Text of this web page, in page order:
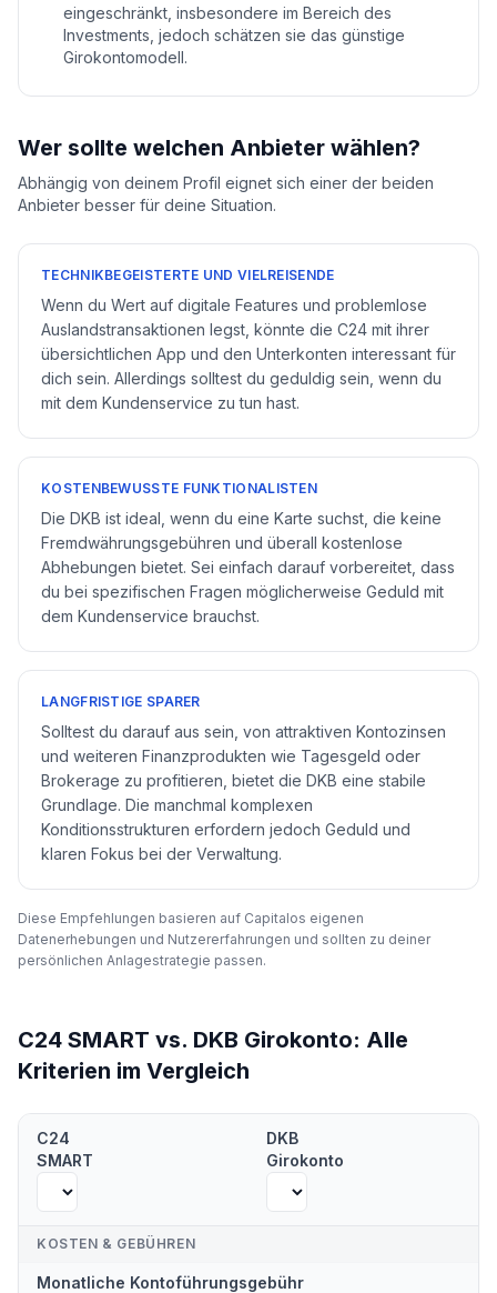
eingeschränkt, insbesondere im Bereich des
Investments, jedoch schätzen sie das günstige
Girokontomodell.
Wer sollte welchen Anbieter wählen?
Abhängig von deinem Profil eignet sich einer der beiden
Anbieter besser für deine Situation.
TECHNIKBEGEISTERTE UND VIELREISENDE
Wenn du Wert auf digitale Features und problemlose
Auslandstransaktionen legst, könnte die C24 mit ihrer
übersichtlichen App und den Unterkonten interessant für
dich sein. Allerdings solltest du geduldig sein, wenn du
mit dem Kundenservice zu tun hast.
KOSTENBEWUSSTE FUNKTIONALISTEN
Die DKB ist ideal, wenn du eine Karte suchst, die keine
Fremdwährungsgebühren und überall kostenlose
Abhebungen bietet. Sei einfach darauf vorbereitet, dass
du bei spezifischen Fragen möglicherweise Geduld mit
dem Kundenservice brauchst.
LANGFRISTIGE SPARER
Solltest du darauf aus sein, von attraktiven Kontozinsen
und weiteren Finanzprodukten wie Tagesgeld oder
Brokerage zu profitieren, bietet die DKB eine stabile
Grundlage. Die manchmal komplexen
Konditionsstrukturen erfordern jedoch Geduld und
klaren Fokus bei der Verwaltung.
Diese Empfehlungen basieren auf Capitalos eigenen
Datenerhebungen und Nutzererfahrungen und sollten zu deiner
persönlichen Anlagestrategie passen.
C24 SMART vs. DKB Girokonto: Alle
Kriterien im Vergleich
Direkter Vergleich: — Alle
C24
SMART
DKB
Girokonto
KOSTEN & GEBÜHREN
Monatliche Kontoführungsgebühr